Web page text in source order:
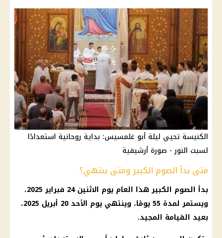
الكنيسة تحيي ليلة أبو غلمسيس: بداية روحانية استعدادًا
لسبت النور - صورة أرشيفية
متى بدأ الصوم الكبير ومتى ينتهي؟
بدأ الصوم الكبير هذا العام يوم الاثنين 24 فبراير 2025،
ويستمر لمدة 55 يومًا، وينتهي يوم الأحد 20
أبريل 2025
،
بعيد القيامة المجيد.